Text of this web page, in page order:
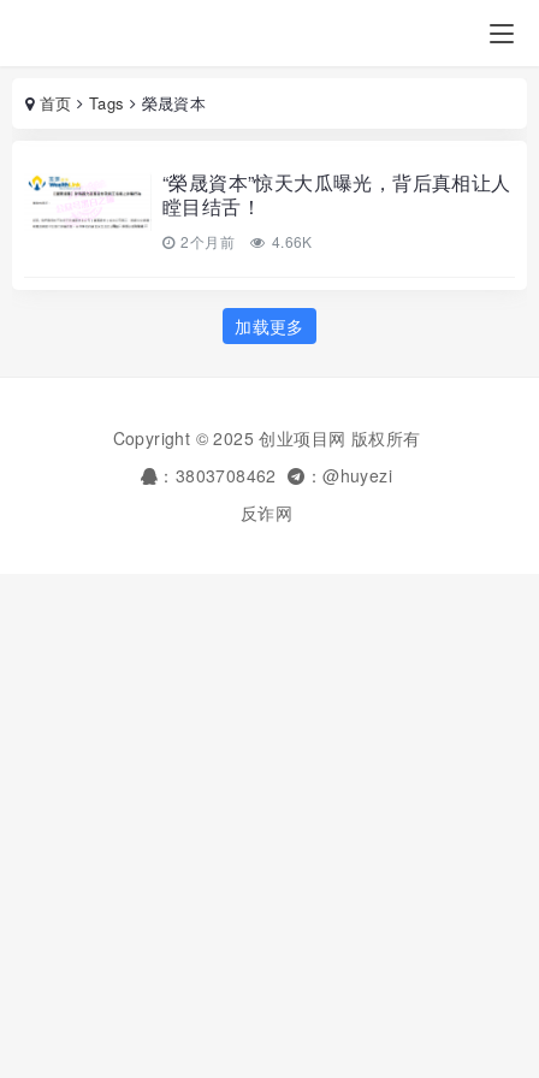
首页 Tags 榮晟資本
“榮晟資本”惊天大瓜曝光，背后真相让人
瞠目结舌！
2个月前 4.66K
加载更多
Copyright © 2025 创业项目网 版权所有
：3803708462
：@huyezi
反诈网